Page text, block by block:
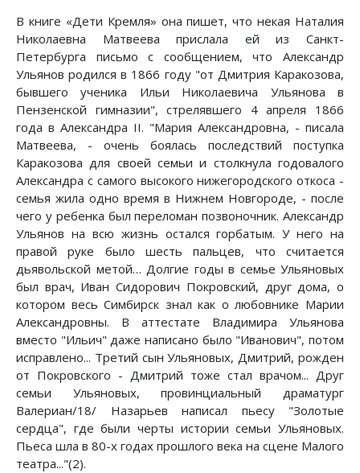
В книге «Дети Кремля» она пишет, что некая Наталия
Николаевна Матвеева прислала ей из Санкт-
Петербурга письмо с сообщением, что Александр
Ульянов родился в 1866 году "от Дмитрия Каракозова,
бывшего ученика Ильи Николаевича Ульянова в
Пензенской гимназии", стрелявшего 4 апреля 1866
года в Александра II. "Мария Александровна, - писала
Матвеева, - очень боялась последствий поступка
Каракозова для своей семьи и столкнула годовалого
Александра с самого высокого нижегородского откоса -
семья жила одно время в Нижнем Новгороде, - после
чего у ребенка был переломан позвоночник. Александр
Ульянов на всю жизнь остался горбатым. У него на
правой руке было шесть пальцев, что считается
дьявольской метой… Долгие годы в семье Ульяновых
был врач, Иван Сидорович Покровский, друг дома, о
котором весь Симбирск знал как о любовнике Марии
Александровны. В аттестате Владимира Ульянова
вместо "Ильич" даже написано было "Иванович", потом
исправлено... Третий сын Ульяновых, Дмитрий, рожден
от Покровского - Дмитрий тоже стал врачом... Друг
семьи Ульяновых, провинциальный драматург
Валериан/18/ Назарьев написал пьесу "Золотые
сердца", где были черты истории семьи Ульяновых.
Пьеса шла в 80-х годах прошлого века на сцене Малого
театра..."(2).